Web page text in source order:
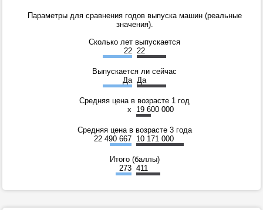
Параметры для сравнения годов выпуска машин (реальные
значения).
Сколько лет выпускается
22 22
Выпускается ли сейчас
Да Да
Средняя цена в возрасте 1 год
x
19 600 000
Средняя цена в возрасте 3 года
22 490 667 10 171 000
Итого (баллы)
273 411